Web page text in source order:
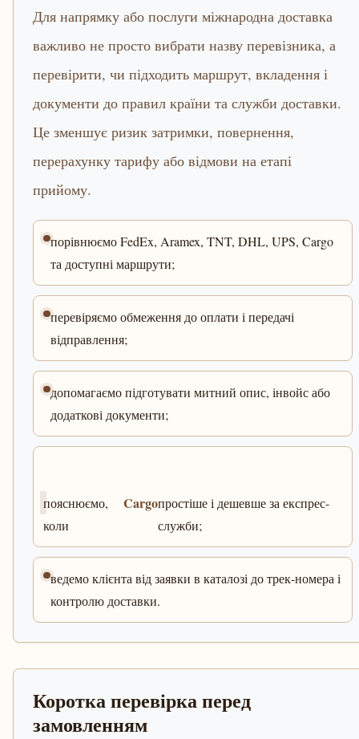
Для напрямку або послуги міжнародна доставка
важливо не просто вибрати назву перевізника, а
перевірити, чи підходить маршрут, вкладення і
документи до правил країни та служби доставки.
Це зменшує ризик затримки, повернення,
перерахунку тарифу або відмови на етапі
прийому.
порівнюємо FedEx, Aramex, TNT, DHL, UPS, Cargo
та доступні маршрути;
перевіряємо обмеження до оплати і передачі
відправлення;
допомагаємо підготувати митний опис, інвойс або
додаткові документи;
пояснюємо,
коли
Cargoпростіше і дешевше за експрес-
служби;
ведемо клієнта від заявки в каталозі до трек-номера і
контролю доставки.
Коротка перевірка перед
замовленням